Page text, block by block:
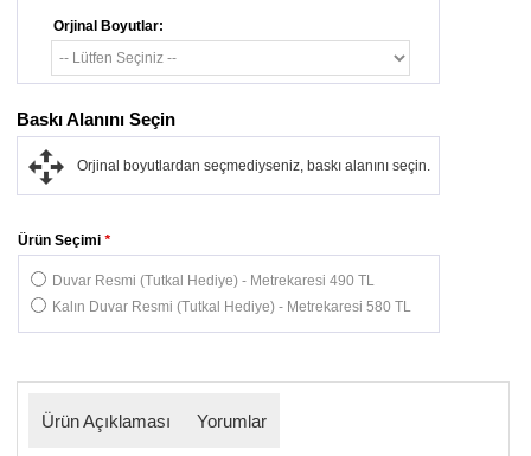
Orjinal Boyutlar:
*
Ürün Seçimi
Duvar Resmi (Tutkal Hediye) - Metrekaresi 490 TL
Kalın Duvar Resmi (Tutkal Hediye) - Metrekaresi 580 TL
Baskı Alanını Seçin
Orjinal boyutlardan seçmediyseniz, baskı alanını seçin.
Ürün Açıklaması Yorumlar